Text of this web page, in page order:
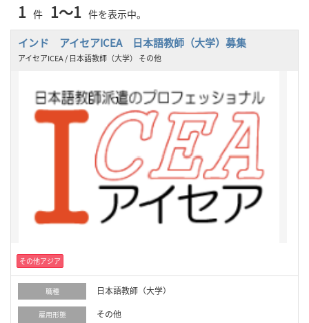
1 件 1～1 件を表示中。
インド アイセアICEA 日本語教師（大学）募集
アイセアICEA / 日本語教師（大学） その他
その他アジア
職種 日本語教師（大学）
雇用形態 その他